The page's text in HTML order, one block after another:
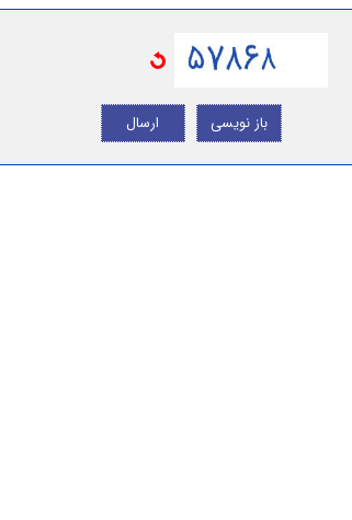
ارسال باز نویسی